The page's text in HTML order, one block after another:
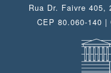
Rua Dr. Faivre 405,
CEP 80.060-140